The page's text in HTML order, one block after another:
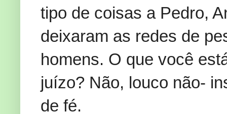
tipo de coisas a Pedro,
deixaram as redes de
homens. O que você
juízo? Não, louco não-
de fé.